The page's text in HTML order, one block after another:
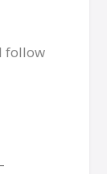
follow